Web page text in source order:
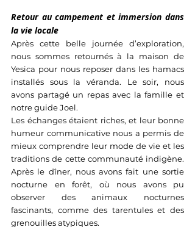
Retour au campement et immersion dans
la vie locale
Après cette belle journée d’exploration,
nous sommes retournés à la maison de
Yesica pour nous reposer dans les hamacs
installés sous la véranda. Le soir, nous
avons partagé un repas avec la famille et
notre guide Joel.
Les échanges étaient riches, et leur bonne
humeur communicative nous a permis de
mieux comprendre leur mode de vie et les
traditions de cette communauté indigène.
Après le dîner, nous avons fait une sortie
nocturne en forêt, où nous avons pu
observer des animaux nocturnes
fascinants, comme des tarentules et des
grenouilles atypiques.